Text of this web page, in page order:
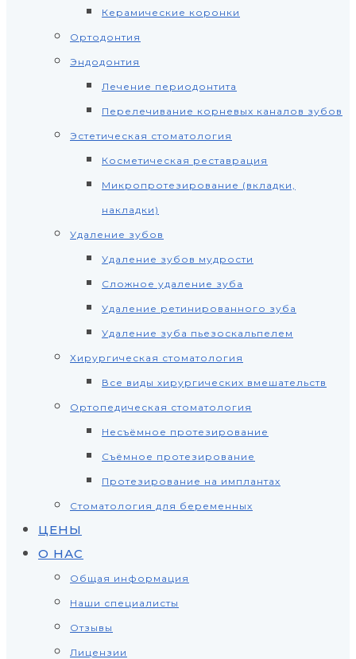
Керамические коронки
Ортодонтия
Эндодонтия
Лечение периодонтита
Перелечивание корневых каналов зубов
Эстетическая стоматология
Косметическая реставрация
Микропротезирование (вкладки,
накладки)
Удаление зубов
Удаление зубов мудрости
Сложное удаление зуба
Удаление ретинированного зуба
Удаление зуба пьезоскальпелем
Хирургическая стоматология
Все виды хирургических вмешательств
Ортопедическая стоматология
Несъёмное протезирование
Съёмное протезирование
Протезирование на имплантах
Стоматология для беременных
ЦЕНЫ
О НАС
Общая информация
Наши специалисты
Отзывы
Лицензии